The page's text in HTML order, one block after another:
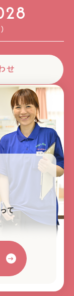
せ
て